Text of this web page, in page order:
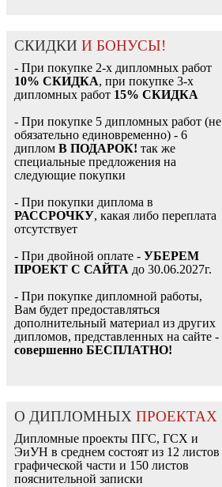
СКИДКИ И БОНУСЫ!
- При покупке 2-х дипломных работ
10% СКИДКА, при покупке 3-х
дипломных работ 15% СКИДКА
- При покупке 5 дипломных работ (не
обязательно единовременно) - 6
диплом В ПОДАРОК! так же
специальные предложения на
следующие покупки
- При покупки диплома в
РАССРОЧКУ, какая либо переплата
отсутствует
- При двойной оплате - УБЕРЕМ
ПРОЕКТ С САЙТА до 30.06.2027г.
- При покупке дипломной работы,
Вам будет предоставляться
дополнительный материал из других
дипломов, представленных на сайте -
совершенно БЕСПЛАТНО!
О ДИПЛОМНЫХ ПРОЕКТАХ
Дипломные проекты ПГС, ГСХ и
ЭиУН в среднем состоят из 12 листов
графической части и 150 листов
пояснительной записки